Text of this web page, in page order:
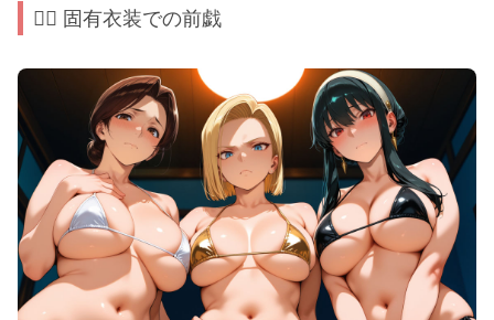
🙆‍♀️ 固有衣装での前戯